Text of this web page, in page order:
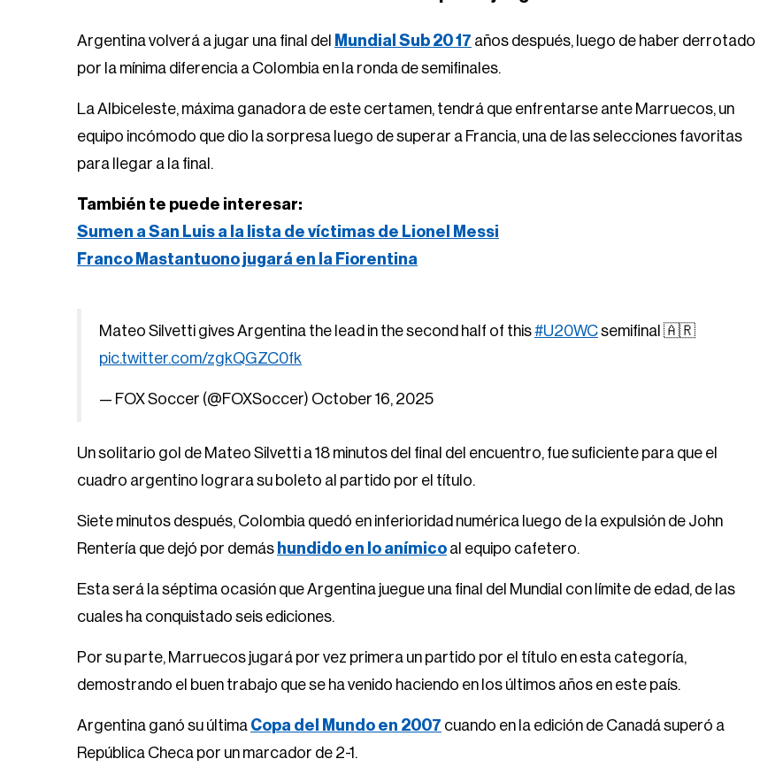
Argentina volverá a jugar una final del Mundial Sub 20 17 años después, luego de haber derrotado
por la mínima diferencia a Colombia en la ronda de semifinales.
La Albiceleste, máxima ganadora de este certamen, tendrá que enfrentarse ante Marruecos, un
equipo incómodo que dio la sorpresa luego de superar a Francia, una de las selecciones favoritas
para llegar a la final.
También te puede interesar:
Sumen a San Luis a la lista de víctimas de Lionel Messi
Franco Mastantuono jugará en la Fiorentina
Mateo Silvetti gives Argentina the lead in the second half of this#U20WCsemifinal 🇦🇷
pic.twitter.com/zgkQGZC0fk
— FOX Soccer (@FOXSoccer) October 16, 2025
Un solitario gol de Mateo Silvetti a 18 minutos del final del encuentro, fue suficiente para que el
cuadro argentino lograra su boleto al partido por el título.
Siete minutos después, Colombia quedó en inferioridad numérica luego de la expulsión de John
Rentería que dejó por demás hundido en lo anímico al equipo cafetero.
Esta será la séptima ocasión que Argentina juegue una final del Mundial con límite de edad, de las
cuales ha conquistado seis ediciones.
Por su parte, Marruecos jugará por vez primera un partido por el título en esta categoría,
demostrando el buen trabajo que se ha venido haciendo en los últimos años en este país.
Argentina ganó su última Copa del Mundo en 2007 cuando en la edición de Canadá superó a
República Checa por un marcador de 2-1.